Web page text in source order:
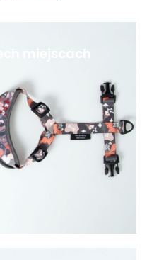
miejscach